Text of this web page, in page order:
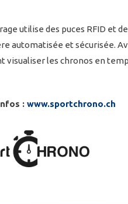
utilise des puces RFID et
automatisée et sécurisée.
visualiser les chronos en
: www.sportchrono.ch